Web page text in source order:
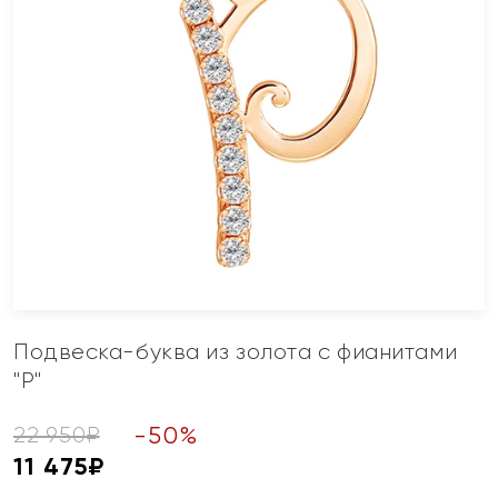
Подвеска-буква из золота с фианитами
"Р"
22 950₽ -50%
11 475₽